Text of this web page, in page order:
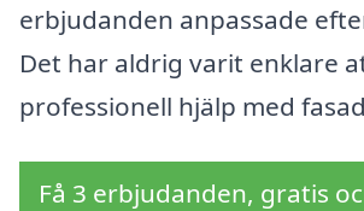
erbjudanden anpassade
Det har aldrig varit enklare
professionell hjälp med
Få 3 erbjudanden, gratis